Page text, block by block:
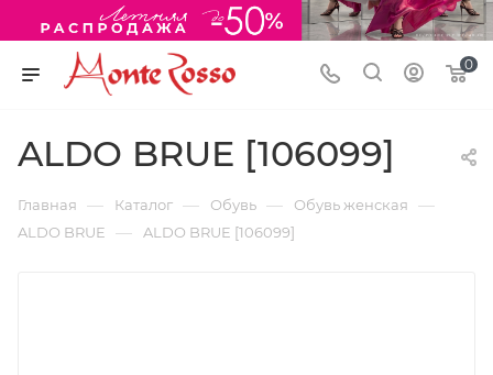
0
ALDO BRUE [106099]
Главная — Каталог — Обувь — Обувь женская —
ALDO BRUE — ALDO BRUE [106099]